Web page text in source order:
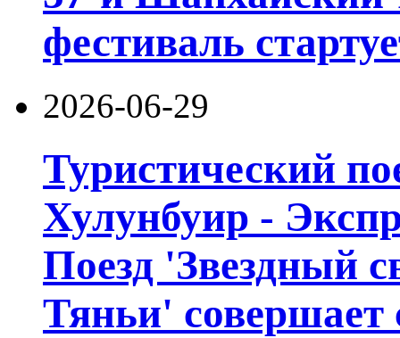
фестиваль
2026-06-29
Туристический
Хулунбуир -
Поезд 'Звездный
Тяньи' совершает